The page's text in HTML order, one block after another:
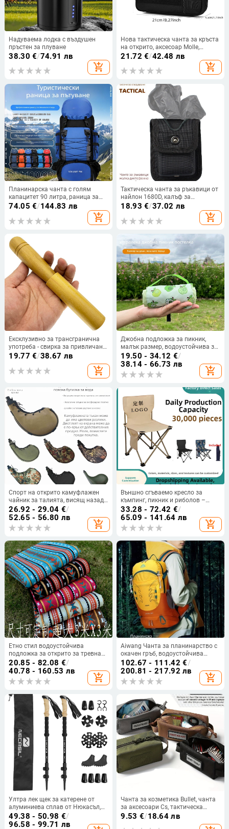
Надуваема лодка с въздушен
пръстен за плуване
38.30 €/74.91 лв
add_shopping_cart
Нова тактическа чанта за кръста
на открито, аксесоар Molle,
функционална висяща чанта,
тактическа чанта за кръста,
лазерна медицинска чанта
21.72 €/42.48 лв
add_shopping_cart
Планинарска чанта с голям
капацитет 90 литра, раница за
открито, водоотблъскваща, за
туризъм, къмпинг, пътуване,
съхранение, чанта за мъже
74.05 €/144.83 лв
add_shopping_cart
Тактическа чанта за ръкавици от
найлон 1680D, калъф за
пейджър/ръкавица, чанта за
18.93 €/37.02 лв
add_shopping_cart
Ексклузивно за трансгранична
употреба - свирка за привличане
на диви свине, имитираща зов на
19.77 €/38.67 лв
add_shopping_cart
Джобна подложка за пикник,
малък размер, водоустойчива за
открито, подходяща за плаж и
къмпинг, преносима детска
настилка
19.50 - 34.12 €/
38.14 - 66.73 лв
add_shopping_cart
Спорт на открито камуфлажен
чайник за талията, висящ назад
преносим пустинен чайник,
военен тренировъчен тактически
тренировъчен чайник
26.92 - 29.04 €/
52.65 - 56.80 лв
add_shopping_cart
Външно сгъваемо кресло за
къмпинг, пикник и риболов –
преносимо лунно кресло,
персонализируемо, с плат Oxford
и рамка от въглеродна стомана
33.28 - 72.42 €/
65.09 - 141.64 лв
add_shopping_cart
Етно стил водоустойчива
подложка за открито за тревна
площ, пикник и къмпинг
20.85 - 82.08 €/
40.78 - 160.53 лв
add_shopping_cart
Aiwang Чанта за планинарство с
окачен гръб, водоустойчива
мъжка и дамска раница за
къмпинг, туризъм и колоездене
30L
102.67 - 111.42 €/
200.81 - 217.92 лв
add_shopping_cart
Ултра лек щек за катерене от
алуминиева сплав от Нюкасъл,
Amazon 6061, външна ключалка,
имитация на корк, фабрично
49.38 - 50.98 €/
96.58 - 99.71 лв
Чанта за козметика Bullet, чанта
за аксесоари Cs, тактическа
козметична чанта за открито,
9.53 €/18.64 лв